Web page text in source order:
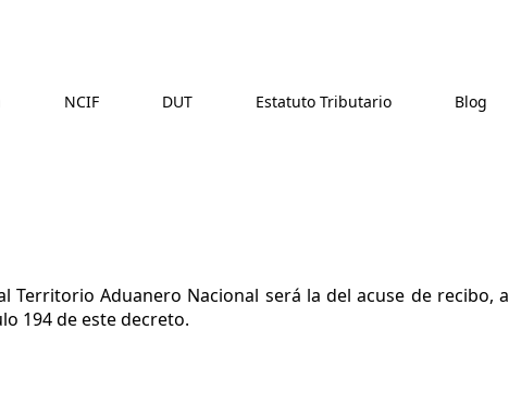
NCIF DUT Estatuto Tributario Blog
Aduanero Nacional será la del acuse de recibo, a
194 de este decreto.